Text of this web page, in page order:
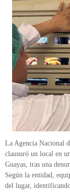
La Agencia Nacional
clausuró un local en
Guayas, tras una
Según la entidad,
del lugar,